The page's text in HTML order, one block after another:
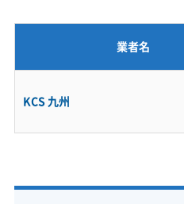
年末年始対応
防カビ・抗菌
業者名
KCS 九州